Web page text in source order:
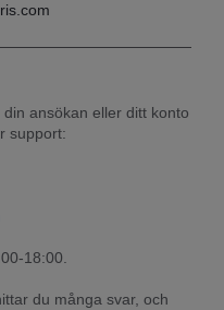
ansökan eller ditt konto
support:
18:00.
du många svar, och